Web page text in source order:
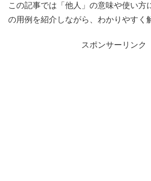
この記事では「他人」の意味や使い方
の用例を紹介しながら、わかりやすく
スポンサーリンク